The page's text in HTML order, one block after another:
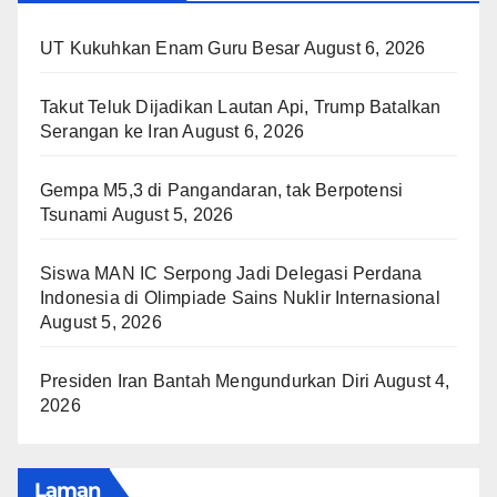
UT Kukuhkan Enam Guru Besar August 6, 2026
Takut Teluk Dijadikan Lautan Api, Trump Batalkan
Serangan ke Iran August 6, 2026
Gempa M5,3 di Pangandaran, tak Berpotensi
Tsunami August 5, 2026
Siswa MAN IC Serpong Jadi Delegasi Perdana
Indonesia di Olimpiade Sains Nuklir Internasional
August 5, 2026
Presiden Iran Bantah Mengundurkan Diri August 4,
2026
Laman